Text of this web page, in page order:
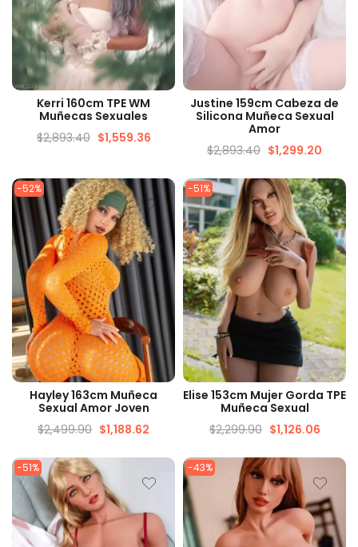
VISTA RÁPIDA
Kerri 160cm TPE WM
Muñecas Sexuales
$2,893.40 $1,559.36
VISTA RÁPIDA
Justine 159cm Cabeza de
Silicona Muñeca Sexual
Amor
$2,893.40 $1,299.20
-52%
VISTA RÁPIDA
Hayley 163cm Muñeca
Sexual Amor Joven
$2,499.90 $1,188.62
-51%
VISTA RÁPIDA
Elise 153cm Mujer Gorda TPE
Muñeca Sexual
$2,299.90 $1,126.06
-51% -43%